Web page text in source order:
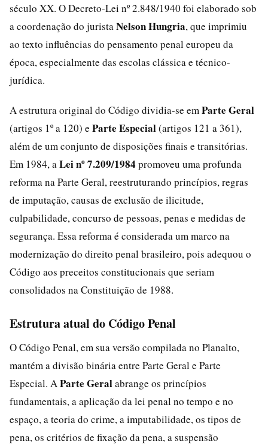
século XX. O Decreto-Lei nº 2.848/1940 foi elaborado sob
a coordenação do jurista Nelson Hungria, que imprimiu
ao texto influências do pensamento penal europeu da
época, especialmente das escolas clássica e técnico-
jurídica.
A estrutura original do Código dividia-se em Parte Geral
(artigos 1º a 120) e Parte Especial(artigos 121 a 361),
além de um conjunto de disposições finais e transitórias.
Em 1984, a Lei nº 7.209/1984 promoveu uma profunda
reforma na Parte Geral, reestruturando princípios, regras
de imputação, causas de exclusão de ilicitude,
culpabilidade, concurso de pessoas, penas e medidas de
segurança. Essa reforma é considerada um marco na
modernização do direito penal brasileiro, pois adequou o
Código aos preceitos constitucionais que seriam
consolidados na Constituição de 1988.
Estrutura atual do Código Penal
O Código Penal, em sua versão compilada no Planalto,
mantém a divisão binária entre Parte Geral e Parte
Especial. A Parte Geralabrange os princípios
fundamentais, a aplicação da lei penal no tempo e no
espaço, a teoria do crime, a imputabilidade, os tipos de
pena, os critérios de fixação da pena, a suspensão